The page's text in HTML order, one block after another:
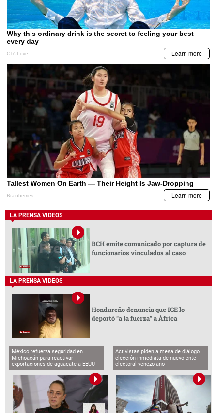
LA PRENSA VIDEOS
BCH emite comunicado por captura de
funcionarios vinculados al caso
LA PRENSA VIDEOS
Hondureño denuncia que ICE lo
deportó “a la fuerza” a África
México refuerza seguridad en
Michoacán para reactivar
exportaciones de aguacate a EEUU
Activistas piden a mesa de diálogo
elección inmediata de nuevo ente
electoral venezolano